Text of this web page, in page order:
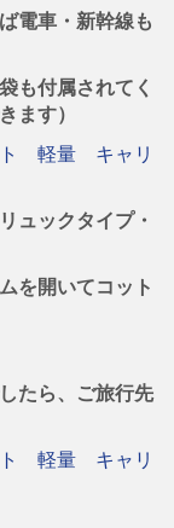
電車・新幹線も
も付属されてく
ます）
ュックタイプ・
を開いてコット
たら、ご旅行先